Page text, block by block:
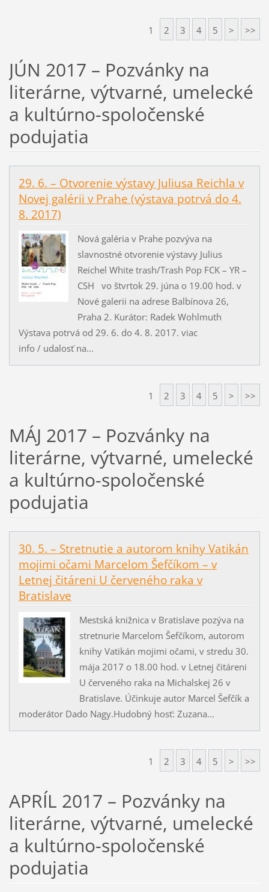
1 2 3 4 5 > >>
JÚN 2017 – Pozvánky na
literárne, výtvarné, umelecké
a kultúrno-spoločenské
podujatia
29. 6. – Otvorenie výstavy Juliusa Reichla v
Novej galérii v Prahe (výstava potrvá do 4.
8. 2017)
Nová galéria v Prahe pozvýva na
slavnostné otvorenie výstavy Julius
Reichel White trash/Trash Pop FCK – YR –
CSH vo štvrtok 29. júna o 19.00 hod. v
Nové galerii na adrese Balbínova 26,
Praha 2. Kurátor: Radek Wohlmuth
Výstava potrvá od 29. 6. do 4. 8. 2017. viac
info / udalosť na...
1 2 3 4 5 > >>
MÁJ 2017 – Pozvánky na
literárne, výtvarné, umelecké
a kultúrno-spoločenské
podujatia
30. 5. – Stretnutie a autorom knihy Vatikán
mojimi očami Marcelom Šefčíkom – v
Letnej čitáreni U červeného raka v
Bratislave
Mestská knižnica v Bratislave pozýva na
stretnurie Marcelom Šefčíkom, autorom
knihy Vatikán mojimi očami, v stredu 30.
mája 2017 o 18.00 hod. v Letnej čitáreni
U červeného raka na Michalskej 26 v
Bratislave. Účinkuje autor Marcel Šefčík a
moderátor Dado Nagy.Hudobný hosť: Zuzana...
1 2 3 4 5 > >>
APRÍL 2017 – Pozvánky na
literárne, výtvarné, umelecké
a kultúrno-spoločenské
podujatia